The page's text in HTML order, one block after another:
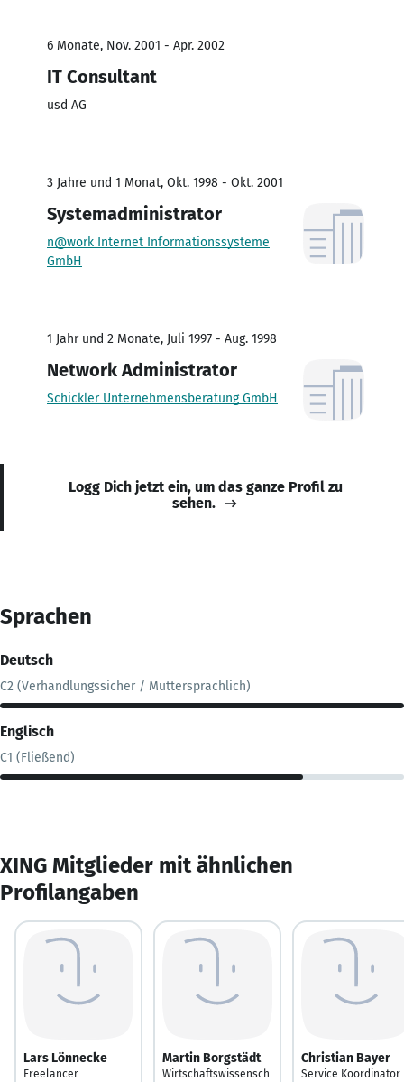
6 Monate, Nov. 2001 - Apr. 2002
IT Consultant
usd AG
3 Jahre und 1 Monat, Okt. 1998 - Okt. 2001
Systemadministrator
n@work Internet Informationssysteme
GmbH
1 Jahr und 2 Monate, Juli 1997 - Aug. 1998
Network Administrator
Schickler Unternehmensberatung GmbH
Logg Dich jetzt ein, um das ganze Profil zu
sehen.
Sprachen
Deutsch
C2 (Verhandlungssicher / Muttersprachlich)
Englisch
C1 (Fließend)
XING Mitglieder mit ähnlichen
Profilangaben
Lars Lönnecke
Freelancer
Martin Borgstädt
Wirtschaftswissensch
Christian Bayer
Service Koordinator